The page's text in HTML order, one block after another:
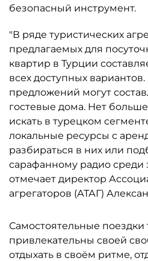
безопасный инструмент.
"В ряде туристических
предлагаемых для
квартир в Турции
всех доступных вариантов.
предложений могут
гостевые дома. Нет
искать в турецком
локальные ресурсы с
разбираться в них или
сарафанному радио среди
отмечает директор
агрегаторов (АТАГ)
Самостоятельные поездки
привлекательны своей
отдыхать в своём ритме,